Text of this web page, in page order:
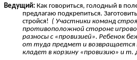
Ведущий: Как говориться, голодный в
предлагаю подкрепиться.
стройся! ( Участники команд
противоположной стороне
разносы с «провизией». Ребенок
от туда предмет и возвращается
кладет в корзину «провизию» и т.